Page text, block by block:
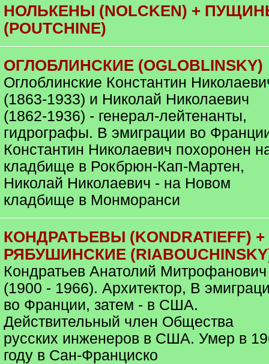
НОЛЬКЕНЫ (NOLCKEN) +
(POUTCHINE)
ОГЛОБЛИНСКИЕ (OGLOBLINSKY)
Оглоблинские Константин
(1863-1933) и Николай Николаевич
(1862-1936) - генерал-лейтенанты,
гидрографы. В эмиграции во
Константин Николаевич похоронен
кладбище в Рокбрюн-Кап-Мартен,
Николай Николаевич - на Новом
кладбище в Монморанси
КОНДРАТЬЕВЫ (KONDRATIEFF) +
РЯБУШИНСКИЕ
Кондратьев Анатолий Митрофанович
(1900 - 1966). Архитектор, В
во Франции, затем - в США.
Действительный член Общества
русских инженеров в США. Умер в
году в Сан-Франциско